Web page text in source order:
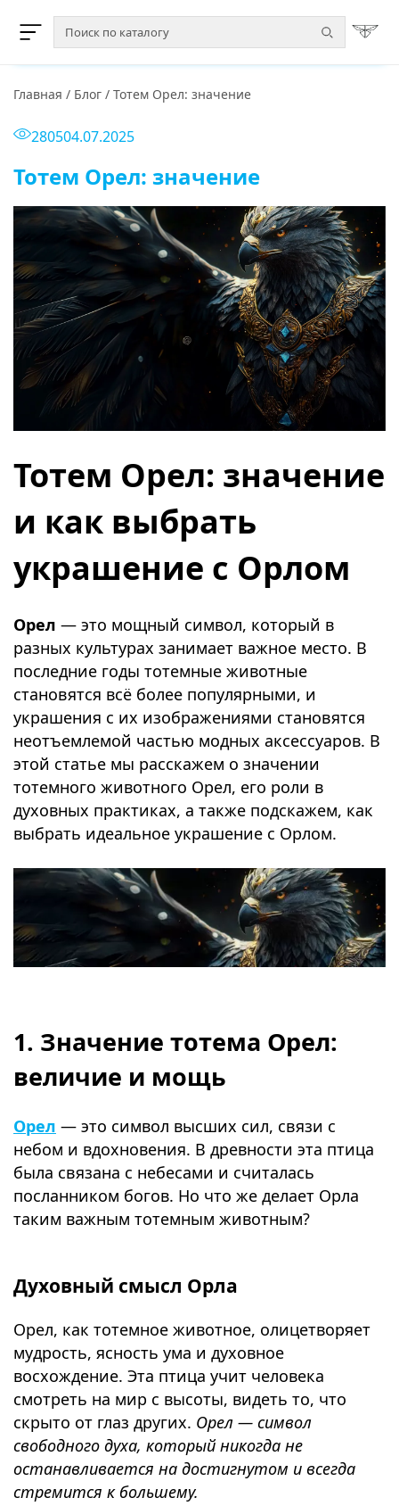
Главная / Блог / Тотем Орел: значение
280504.07.2025
Тотем Орел: значение
Тотем Орел: значение
и как выбрать
украшение с Орлом
Орел — это мощный символ, который в
разных культурах занимает важное место. В
последние годы тотемные животные
становятся всё более популярными, и
украшения с их изображениями становятся
неотъемлемой частью модных аксессуаров. В
этой статье мы расскажем о значении
тотемного животного Орел, его роли в
духовных практиках, а также подскажем, как
выбрать идеальное украшение с Орлом.
1. Значение тотема Орел:
величие и мощь
Орел — это символ высших сил, связи с
небом и вдохновения. В древности эта птица
была связана с небесами и считалась
посланником богов. Но что же делает Орла
таким важным тотемным животным?
Духовный смысл Орла
Орел, как тотемное животное, олицетворяет
мудрость, ясность ума и духовное
восхождение. Эта птица учит человека
смотреть на мир с высоты, видеть то, что
скрыто от глаз других. Орел — символ
свободного духа, который никогда не
останавливается на достигнутом и всегда
стремится к большему.